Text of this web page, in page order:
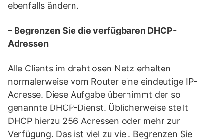
ebenfalls ändern.
– Begrenzen Sie die verfügbaren DHCP-
Adressen
Alle Clients im drahtlosen Netz erhalten
normalerweise vom Router eine eindeutige IP-
Adresse. Diese Aufgabe übernimmt der so
genannte DHCP-Dienst. Üblicherweise stellt
DHCP hierzu 256 Adressen oder mehr zur
Verfügung. Das ist viel zu viel. Begrenzen Sie